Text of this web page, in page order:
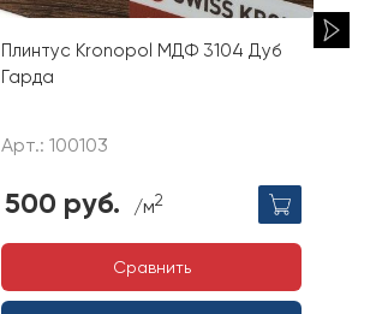
Плинтус Kronopol МДФ 3104 Дуб
Гарда
Арт.: 100103
500 руб. /м2
Сравнить